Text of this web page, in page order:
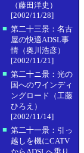
（藤田洋史）
[2002/11/28]
■ 第二十三景：名古
屋の快適ADSL事
情（奥川浩彦）
[2002/11/21]
■ 第二十ニ景：光の
国へのワインディ
ングロード（工藤
ひろえ）
[2002/11/14]
■ 第二十一景：引っ
越しを機にCATV